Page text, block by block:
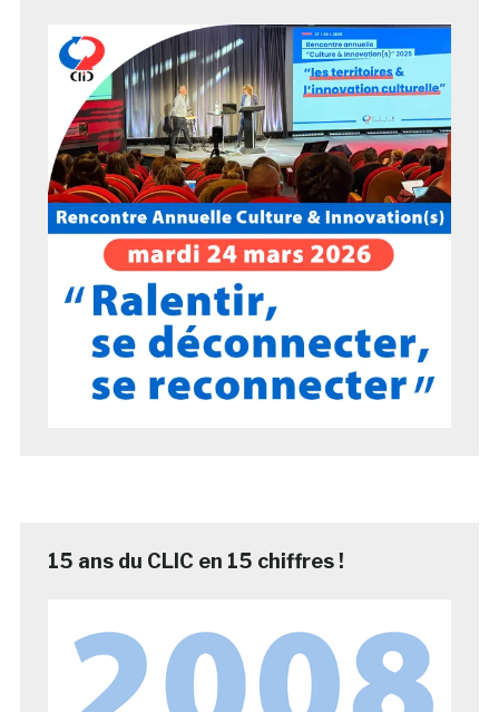
15 ans du CLIC en 15 chiffres !